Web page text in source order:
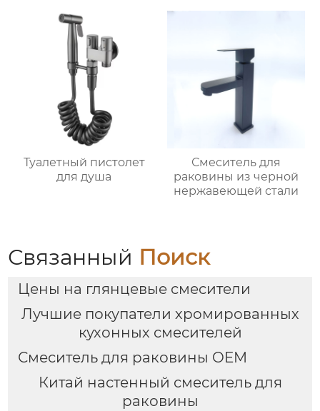
Туалетный пистолет
для душа
Смеситель для
раковины из черной
нержавеющей стали
Связанный Поиск
Цены на глянцевые смесители
Лучшие покупатели хромированных
кухонных смесителей
Смеситель для раковины OEM
Китай настенный смеситель для
раковины